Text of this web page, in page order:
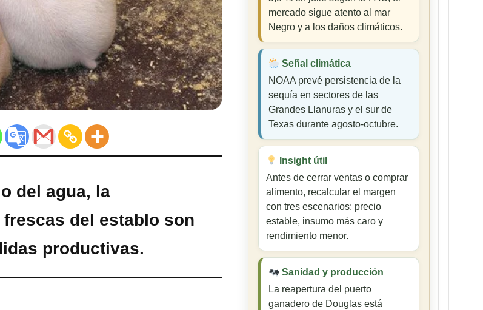
del agua, la
del establo son
productivas.
mercado sigue atento al mar
Negro y a los daños climáticos.
Señal climática
NOAA prevé persistencia de la
sequía en sectores de las
Grandes Llanuras y el sur de
Texas durante agosto-octubre.
Insight útil
Antes de cerrar ventas o comprar
alimento, recalcular el margen
con tres escenarios: precio
estable, insumo más caro y
rendimiento menor.
Sanidad y producción
La reapertura del puerto
ganadero de Douglas está